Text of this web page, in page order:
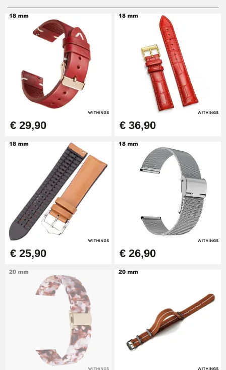
Digitale schuifvoeten
€ 9,90
Ponstang (perforator)
€ 57,42
Gaten tang voor horlogebanden
€ 10,90
Beginner horlogemaker kit
€ 26,90
Boîte Pompe Armband Montre -
Diameter 1.50 mm - 8 tot 25 mm
Pompvak voor horlogebanden -
Diameter 1.80 mm - 8 tot 25 mm
€ 19,90
Eenvoudige
horlogebandverwijderaar
€ 17,90
€ 29,90 € 36,90
€ 25,90 € 26,90